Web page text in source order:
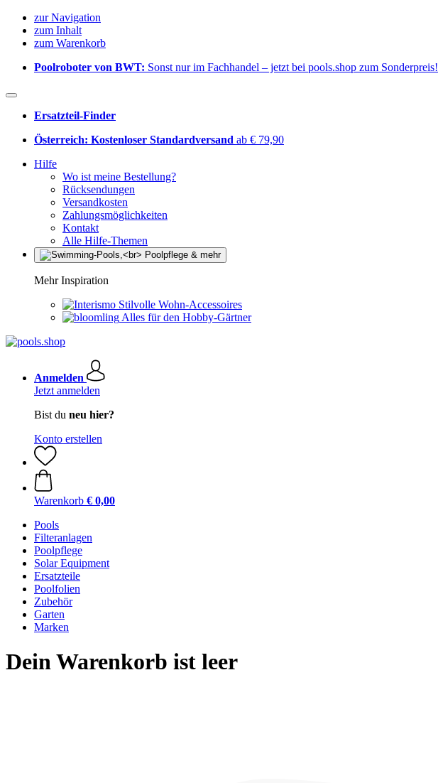
zur Navigation
zum Inhalt
zum Warenkorb
Poolroboter von BWT: Sonst nur im Fachhandel – jetzt bei pools.shop zum Sonderpreis!
Ersatzteil-Finder
Österreich: Kostenloser Standardversand ab € 79,90
Hilfe
Wo ist meine Bestellung?
Rücksendungen
Versandkosten
Zahlungsmöglichkeiten
Kontakt
Alle Hilfe-Themen
Mehr Inspiration
Stilvolle Wohn-Accessoires
Alles für den Hobby-Gärtner
Anmelden
Jetzt anmelden
Bist du neu hier?
Konto erstellen
Warenkorb € 0,00
Pools
Filteranlagen
Poolpflege
Solar Equipment
Ersatzteile
Poolfolien
Zubehör
Garten
Marken
Dein Warenkorb ist leer